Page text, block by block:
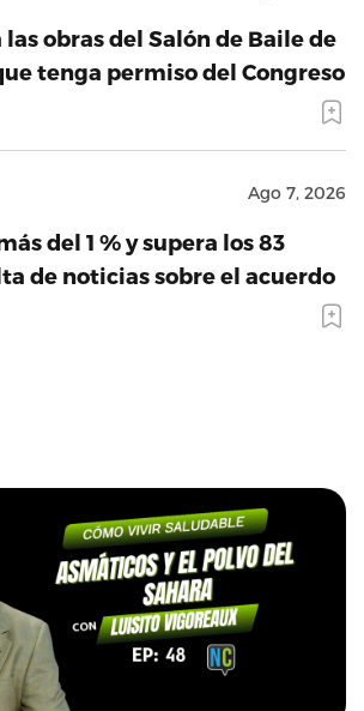
obras del Salón de Baile de
tenga permiso del Congreso
Ago 7, 2026
del 1 % y supera los 83
de noticias sobre el acuerdo